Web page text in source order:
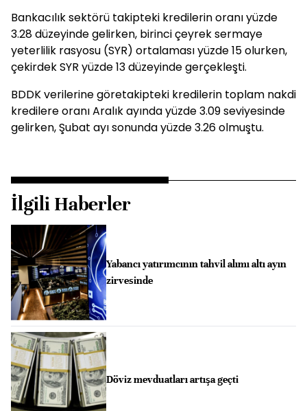
Bankacılık sektörü takipteki kredilerin oranı yüzde
3.28 düzeyinde gelirken, birinci çeyrek sermaye
yeterlilik rasyosu (SYR) ortalaması yüzde 15 olurken,
çekirdek SYR yüzde 13 düzeyinde gerçekleşti.
BDDK verilerine göretakipteki kredilerin toplam nakdi
kredilere oranı Aralık ayında yüzde 3.09 seviyesinde
gelirken, Şubat ayı sonunda yüzde 3.26 olmuştu.
İlgili Haberler
Yabancı yatırımcının tahvil alımı altı ayın
zirvesinde
Döviz mevduatları artışa geçti